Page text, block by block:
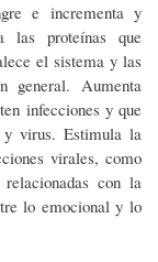
e incrementa y
las proteínas que
el sistema y las
general. Aumenta
infecciones y que
y virus. Estimula la
virales, como
con la
lo emocional y lo